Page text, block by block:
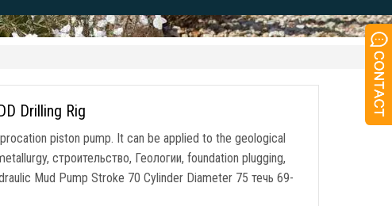
Drilling Rig
piston pump. It can be applied to the geological
, строительство, Геологии,foundation plugging,
Mud Pump Stroke 70Cylinder Diameter 75 течь 69-